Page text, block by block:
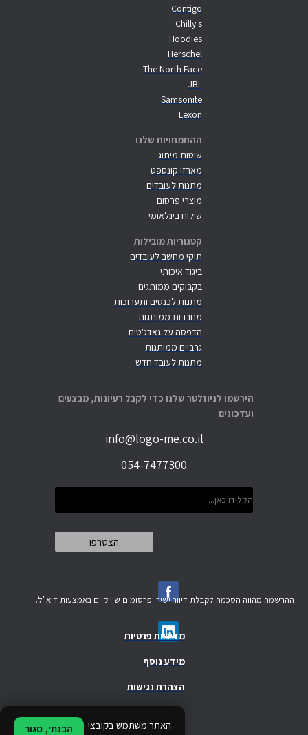
Contigo
Chilly's
Hoodies
Herschel
The North Face
JBL
Samsonite
Lexon
ההתמחויות שלנו
שיטות מיתוג
מארזי קונספט
מתנות לעובדים
מוצרי פרסום
שילוח בינלאומי
קטגוריות מובילות
תיקי מחשב לעובדים
ביגוד איכותי
בקבוקים ממותגים
מתנות לכנסים ותערוכות
מחברות ממותגות
הדפסה על גאדג'טים
גרביים ממותגות
מתנות לעובד חדש
הירשמו לניוזלטר שלנו כדי לקבל רעיונות, מבצעים
ועדכונים
info@logo-me.co.il
054-7477300
מדיניות פרטיות
האתר משתמש בקובצי הבנתי, סגור
מידע נוסף
הצהרת נגישות
ההרשמה מהווה הסכמה לקבלת דיוור ישיר ופרסומים שיווקיים באמצעות דוא"ל.